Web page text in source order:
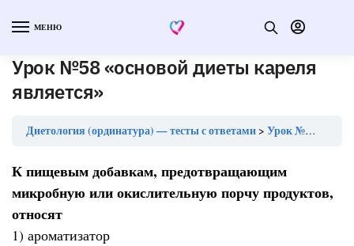
МЕНЮ
Урок №58 «основой диеты кареля
является»
Диетология (ординатура) — тесты с ответами Урок №58 «основой диеты кареля является»
К пищевым добавкам, предотвращающим
микробную или окислительную порчу продуктов,
относят
1) ароматизатор